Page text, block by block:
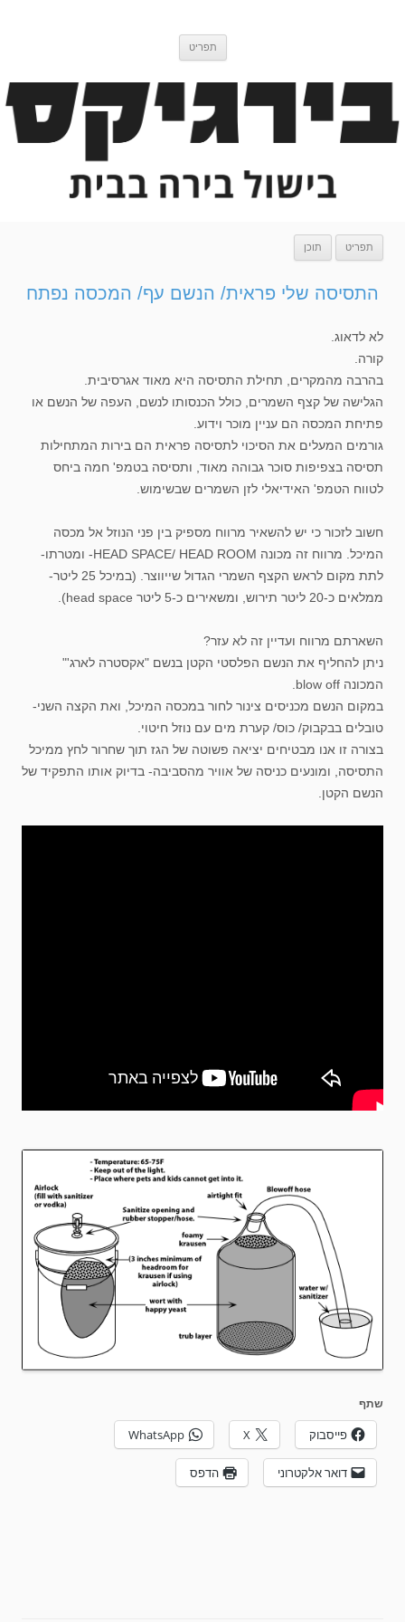
תפריט
תפריט תוכן
התסיסה שלי פראית/ הנשם עף/ המכסה נפתח
לא לדאוג.
קורה.
בהרבה מהמקרים, תחילת התסיסה היא מאוד אגרסיבית.
הגלישה של קצף השמרים, כולל הכנסותו לנשם, העפה של הנשם או
פתיחת המכסה הם עניין מוכר וידוע.
גורמים המעלים את הסיכוי לתסיסה פראית הם בירות המתחילות
תסיסה בצפיפות סוכר גבוהה מאוד, ותסיסה בטמפ' חמה ביחס
לטווח הטמפ' האידיאלי לזן השמרים שבשימוש.
חשוב לזכור כי יש להשאיר מרווח מספיק בין פני הנוזל אל מכסה
המיכל. מרווח זה מכונה HEAD SPACE/ HEAD ROOM- ומטרתו-
לתת מקום לראש הקצף השמרי הגדול שייווצר. (במיכל 25 ליטר-
ממלאים כ-20 ליטר תירוש, ומשאירים כ-5 ליטר head space).
השארתם מרווח ועדיין זה לא עזר?
ניתן להחליף את הנשם הפלסטי הקטן בנשם "אקסטרה לארג'"
המכונה blow off.
במקום הנשם מכניסים צינור לחור במכסה המיכל, ואת הקצה השני-
טובלים בבקבוק/ כוס/ קערת מים עם נוזל חיטוי.
בצורה זו אנו מבטיחים יציאה פשוטה של הגז תוך שחרור לחץ ממיכל
התסיסה, ומונעים כניסה של אוויר מהסביבה- בדיוק אותו התפקיד של
הנשם הקטן.
שתף
פייסבוק X
WhatsApp
דואר אלקטרוני הדפס